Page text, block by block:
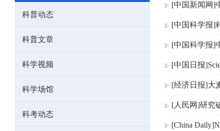
科普动态
科普文章
科学视频
科学场馆
科考动态
[中国新闻网]
[中国科学报]
[中国科学报]
[中国日报
[经济日报]大
[人民网]研究
[China